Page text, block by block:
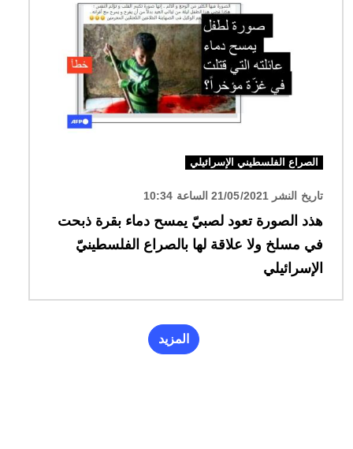
الصراع الفلسطيني الإسرائيلي
تاريخ النشر 21/05/2021 الساعة 10:34
هذد الصورة تعود لصبيّ يمسح دماء بقرة ذبحت
في مسلخ ولا علاقة لها بالصراع الفلسطينيّ
الإسرائيلي
المزيد